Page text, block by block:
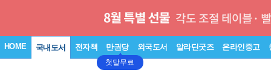
HOME 국내도서 전자책 만권당
첫달무료
외국도서 알라딘굿즈 온라인중고